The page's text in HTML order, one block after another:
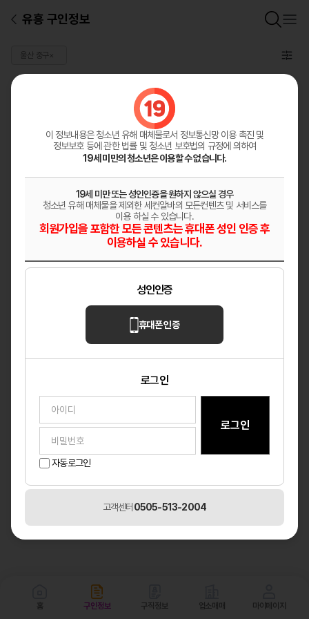
유흥 구인정보
울산 중구×
홈 구인정보 구직정보 업소매매 마이페이지
이 정보내용은 청소년 유해 매체물로서 정보통신망 이용 촉진 및
정보보호 등에 관한 법률 및 청소년 보호법의 규정에 의하여
19세 미만의 청소년은 이용할 수 없습니다.
19세 미만 또는 성인인증을 원하지 않으실 경우
청소년 유해 매체물을 제외한 세컨알바의 모든컨텐츠 및 서비스를
이용 하실 수 있습니다.
회원가입을 포함한 모든 콘텐츠는 휴대폰 성인 인증 후
이용하실 수 있습니다.
성인인증
휴대폰 인증
로그인
자동로그인
고객센터 0505-513-2004